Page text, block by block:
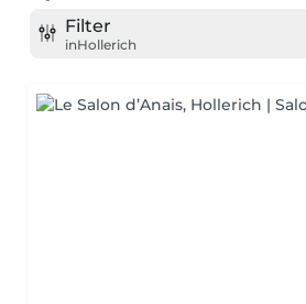
Filter
inHollerich